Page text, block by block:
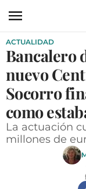
ACTUALIDAD
ECONOMÍA
TECNOLOGÍA
TURISMO
AGROALIMENTACIÓN
ACTUALIDAD
Bancalero
nuevo
Socorro
como
La actuación
millones de